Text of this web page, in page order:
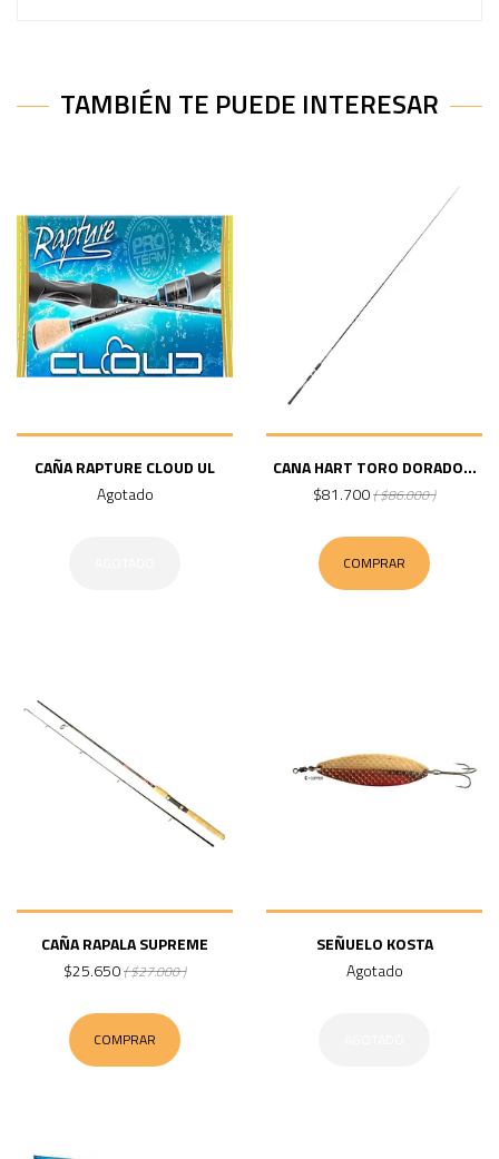
TAMBIÉN TE PUEDE INTERESAR
CAÑA RAPTURE CLOUD UL
Agotado
CANA HART TORO DORADO...
$81.700( $86.000 )
COMPRAR
CAÑA RAPALA SUPREME
$25.650( $27.000 )
COMPRAR
SEÑUELO KOSTA
Agotado